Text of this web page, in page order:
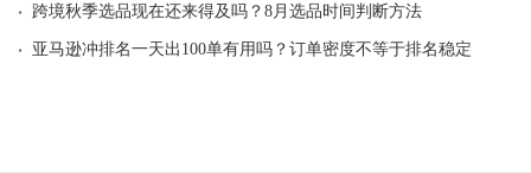
· 跨境秋季选品现在还来得及吗？8月选品时间判断方法
· 亚马逊冲排名一天出100单有用吗？订单密度不等于排名稳定